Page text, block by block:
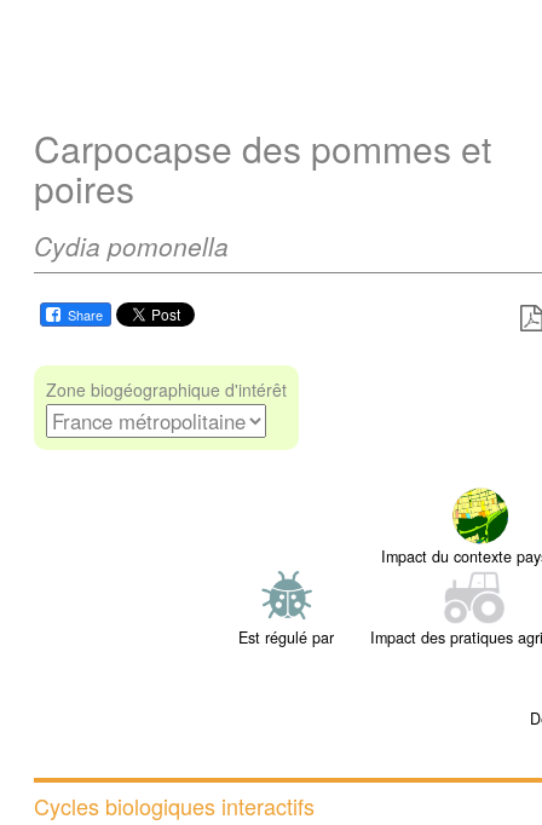
Carpocapse des pommes et
poires
Cydia pomonella
Share
Zone biogéographique d'intérêt
Impact du contexte
Impact des pratiques
Est régulé par
Cycles biologiques interactifs